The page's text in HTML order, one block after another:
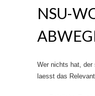
NSU-
Wer nichts hat, der
laesst das